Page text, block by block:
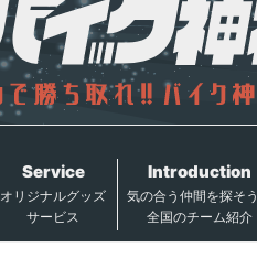
Service
オリジナルグッズ
サービス
Introduction
気の合う仲間を探そう
全国のチーム紹介